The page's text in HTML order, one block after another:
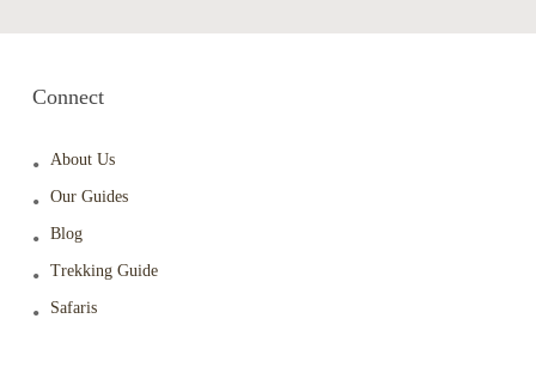
Connect
About Us
Our Guides
Blog
Trekking Guide
Safaris